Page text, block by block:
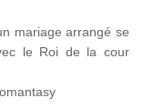
mariage arrangé se
le Roi de la cour